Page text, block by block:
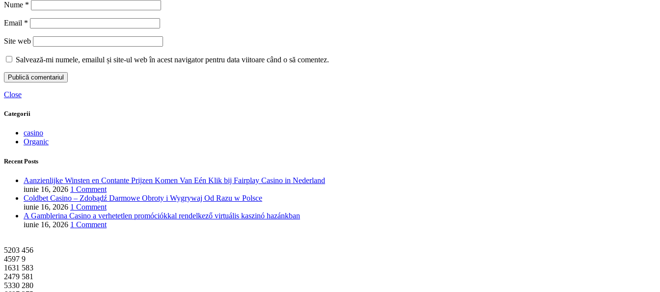
Nume *
Email *
Site web
Salvează-mi numele, emailul și site-ul web în acest navigator pentru data viitoare când o să comentez.
Close
Categorii
casino
Organic
Recent Posts
Aanzienlijke Winsten en Contante Prijzen Komen Van Eén Klik bij Fairplay Casino in Nederland
iunie 16, 2026 1 Comment
Coldbet Casino – Zdobądź Darmowe Obroty i Wygrywaj Od Razu w Polsce
iunie 16, 2026 1 Comment
A Gamblerina Casino a verhetetlen promóciókkal rendelkező virtuális kaszinó hazánkban
iunie 16, 2026 1 Comment
5203 456
4597 9
1631 583
2479 581
5330 280